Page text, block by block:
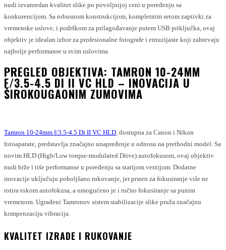
nudi izvanredan kvalitet slike po povoljnijoj ceni u poređenju sa
konkurencijom. Sa robusnom konstrukcijom, kompletnim setom zaptivki za
vremenske uslove, i podrškom za prilagođavanje putem USB priključka, ovaj
objektiv je idealan izbor za profesionalne fotografe i entuzijaste koji zahtevaju
najbolje performanse u svim uslovima.
PREGLED OBJEKTIVA: TAMRON 10-24MM
F/3.5-4.5 DI II VC HLD – INOVACIJA U
ŠIROKOUGAONIM ZUMOVIMA
Tamron 10-24mm f/3.5-4.5 Di II VC HLD, dostupna za Canon i Nikon
fotoaparate, predstavlja značajno unapređenje u odnosu na prethodni model. Sa
novim HLD (High/Low torque-modulated Drive) autofokusom, ovaj objektiv
nudi brže i tiše performanse u poređenju sa starijom verzijom. Dodatne
inovacije uključuju poboljšano rukovanje, jer prsten za fokusiranje više ne
rotira tokom autofokusa, a omogućeno je i ručno fokusiranje sa punim
vremenom. Ugrađeni Tamronov sistem stabilizacije slike pruža značajnu
kompenzaciju vibracija.
KVALITET IZRADE I RUKOVANJE